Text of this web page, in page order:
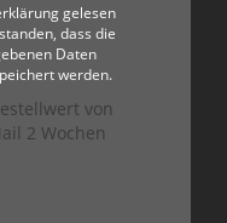
gelesen
dass die
Daten
werden.
von
2 Wochen